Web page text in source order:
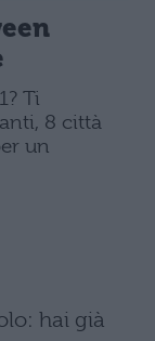
Ti
8 città
un
hai già